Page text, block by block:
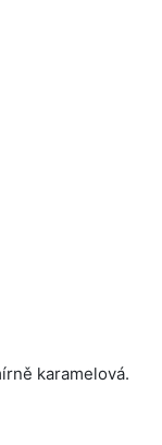
karamelová.